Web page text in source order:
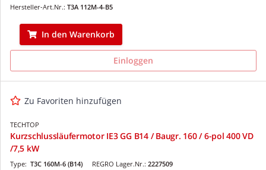
Hersteller-Art.Nr.: T3A 112M-4-B5
In den Warenkorb
Einloggen
Zu Favoriten hinzufügen
TECHTOP
Kurzschlussläufermotor IE3 GG B14 / Baugr. 160 / 6-pol 400 VD
/7,5 kW
REGRO Lager.Nr.: 2227509
Type: T3C 160M-6 (B14)